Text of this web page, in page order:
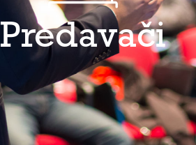
Predavači